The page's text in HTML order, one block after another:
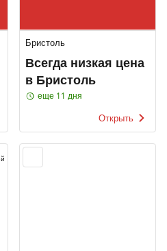
Бристоль
Всегда низкая цена
в Бристоль
еще 11 дня
Открыть